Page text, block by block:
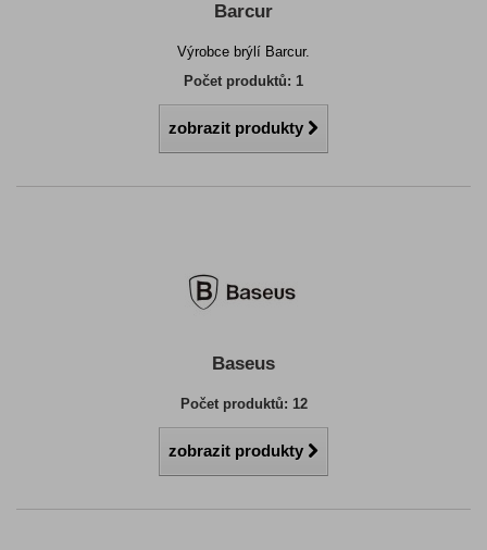
Barcur
Výrobce brýlí Barcur.
Počet produktů: 1
zobrazit produkty
Baseus
Počet produktů: 12
zobrazit produkty